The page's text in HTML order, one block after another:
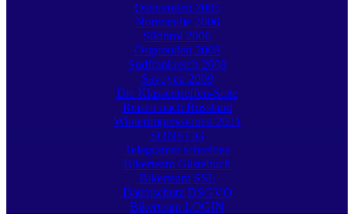
Ostpreußen 2005
Normandie 2006
Südtirol 2006
Ostpreußen 2008
Südfrankreich 2008
Savoyen 2009
Die Klassentreffen-Seite
Reisen nach Russland
Winterimpressionen 2021
SONSTIG
Telegramm schreiben
Bikerteam Gästebuch
Bikerteam SSL
Datenschutz DSGVO
Bikerteam LOGIN